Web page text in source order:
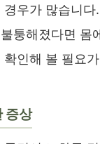
우가 많습니다
퉁해졌다면 몸
확인해 볼 필요
증상